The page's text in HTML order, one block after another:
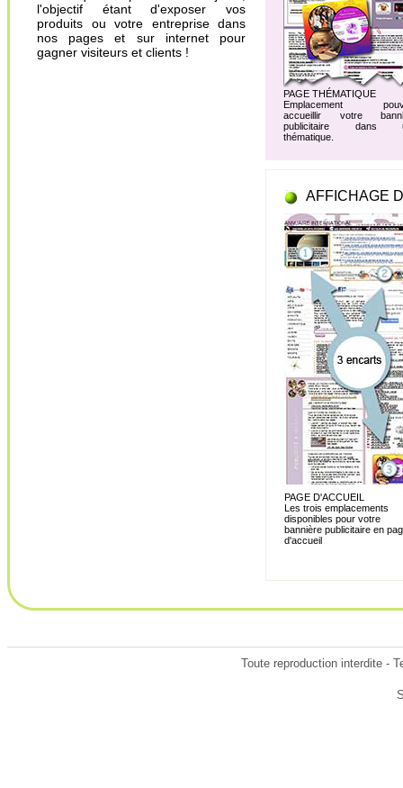
l'objectif étant d'exposer vos
produits ou votre entreprise dans
nos pages et sur internet pour
gagner visiteurs et clients !
PAGE THÉMATIQUE
Emplacement
accueillir votre
publicitaire dans
thématique.
AFFICHAGE
PAGE D'ACCUEIL
Les trois emplacements
disponibles pour votre
bannière publicitaire en
d'accueil
Toute reproduction interdite -